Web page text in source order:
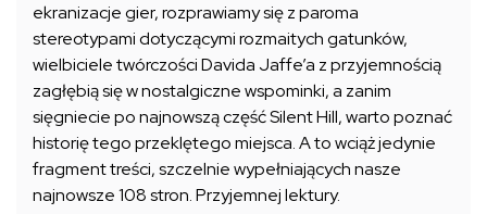
ekranizacje gier, rozprawiamy się z paroma
stereotypami dotyczącymi rozmaitych gatunków,
wielbiciele twórczości Davida Jaffe’a z przyjemnością
zagłębią się w nostalgiczne wspominki, a zanim
sięgniecie po najnowszą część Silent Hill, warto poznać
historię tego przeklętego miejsca. A to wciąż jedynie
fragment treści, szczelnie wypełniających nasze
najnowsze 108 stron. Przyjemnej lektury.